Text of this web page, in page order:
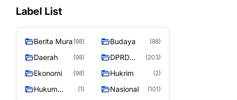
Label List
Berita Mura (98) Budaya (98)
Daerah (98)
DPRD
Raya
(203)
Ekonomi (98) Hukrim (2)
Hukum
(1) Nasional (101)